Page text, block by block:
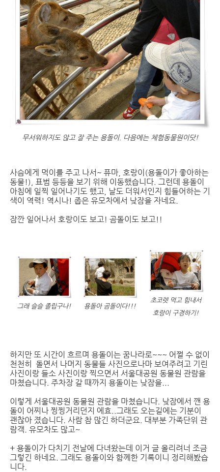
무서워하지도 않고 잘 주는 용돌이. 다음에는 체험동물원이닷!
사슴에게 먹이를 주고 나서~ 퓨마, 호랑이(용돌이가 좋아하는
동물!), 표범 등등을 보기 위해 이동했습니다. 그런데 용돌이
아침에 일찍 일어나기도 했고, 날도 더워서인지 힘들어하는 기
색이 역력! 역시나! 좁은 유모차에서 낮잠을 자네요.
잠깐 일어나서 호랑이도 보고! 곰돌이도 보고!!
그래 슬슬 졸립구나! 용돌아 곰돌이다!!!
초코렛 먹고 힘내서
호랑이 구경하기!
하지만 또 시간이 흐르며 용돌이는 꿈나라로~~~ 어쩔 수 없이
천천히 돌면서 나머지 동물들 사진으로나마 보여주려고 기린
사진이랑 들소 사진이랑 찍으면서 서울대공원 동물원 관람을
마쳤습니다. 주차장 갈 때까지 용돌이는 낮잠을...
이렇게 서울대공원 동물원 관람을 마쳤습니다. 낮잠에서 깬 용
돌이 어찌나 찡찡거리던지 에효..그래도 오는길에는 기분이
괜찮아 졌습니다. 사람 참 많긴 하더군요. 대부분 가족단위 관
람객. 유모차도 많고~
+ 용돌이가 다치기 전날에 다녀왔는데 이거 글 올리려너 조금
그렇긴 하네요. 그래도 용돌이와 함께한 기록이니 정리해봤습
니다.